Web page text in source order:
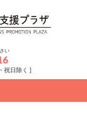
い
祝日除く ]